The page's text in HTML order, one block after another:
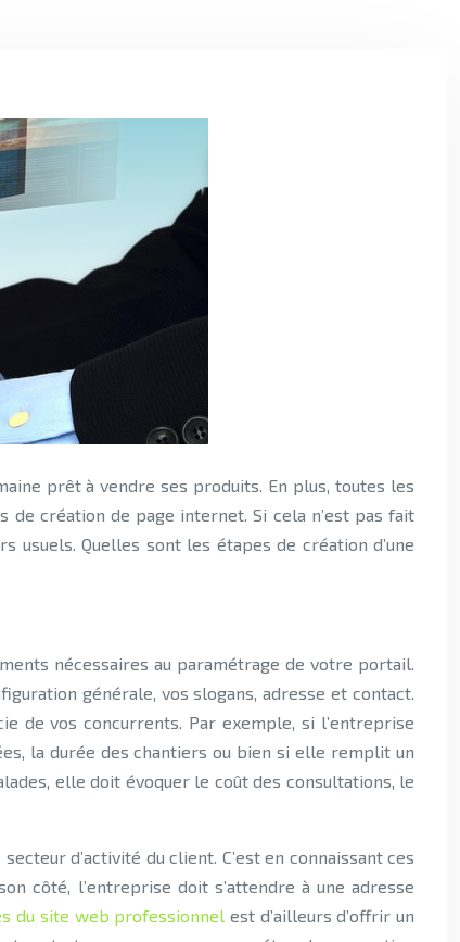
prêt à vendre ses produits. En plus, toutes les
création de page internet. Si cela n’est pas fait
Quelles sont les étapes de création d’une
nécessaires au paramétrage de votre portail.
générale, vos slogans, adresse et contact.
de vos concurrents. Par exemple, si l’entreprise
la durée des chantiers ou bien si elle remplit un
elle doit évoquer le coût des consultations, le
d’activité du client. C’est en connaissant ces
côté, l’entreprise doit s’attendre à une adresse
du site web professionnel est d’ailleurs d’offrir un